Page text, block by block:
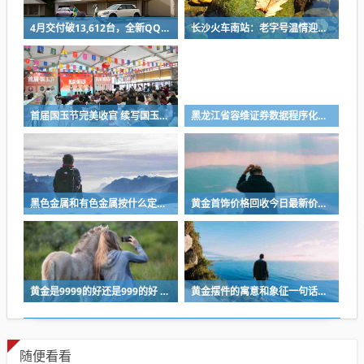
4月交付破13,612台，全新QQ3实力证言王者回归 长沙火车南站：老字号温情迎客 出站口记得品尝“好鸭”
首届国玉节完美收官 续写国玉文化新篇 黑龙江省容维证券数据程序化有限公司？黑龙江省容维证券数据程序化有限公司电话是多少
黑色金属和有色金属按什么定义，黑色金属和有色金属等是按什么分类的 黄金首饰价格回收今日最新价多少钱一克？au999黄金回收多少钱一克
黄金是9999的好还是999的好 黄金999和9999哪个好 黄金摆件的寓意和象征一句话概括 黄金摆件寓意你真正了解多少
随便看看